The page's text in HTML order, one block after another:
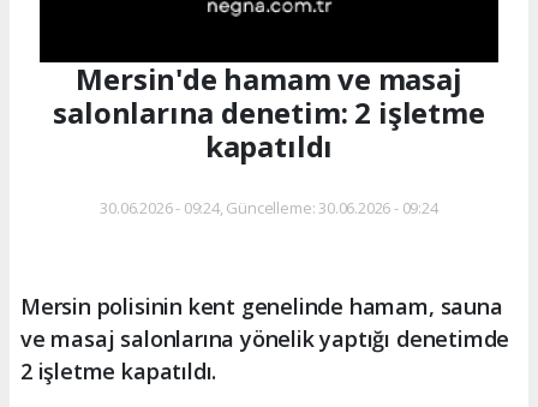
Mersin'de hamam ve masaj
salonlarına denetim: 2 işletme
kapatıldı
30.06.2026 - 09:24, Güncelleme: 30.06.2026 - 09:24
Mersin polisinin kent genelinde hamam, sauna
ve masaj salonlarına yönelik yaptığı denetimde
2 işletme kapatıldı.